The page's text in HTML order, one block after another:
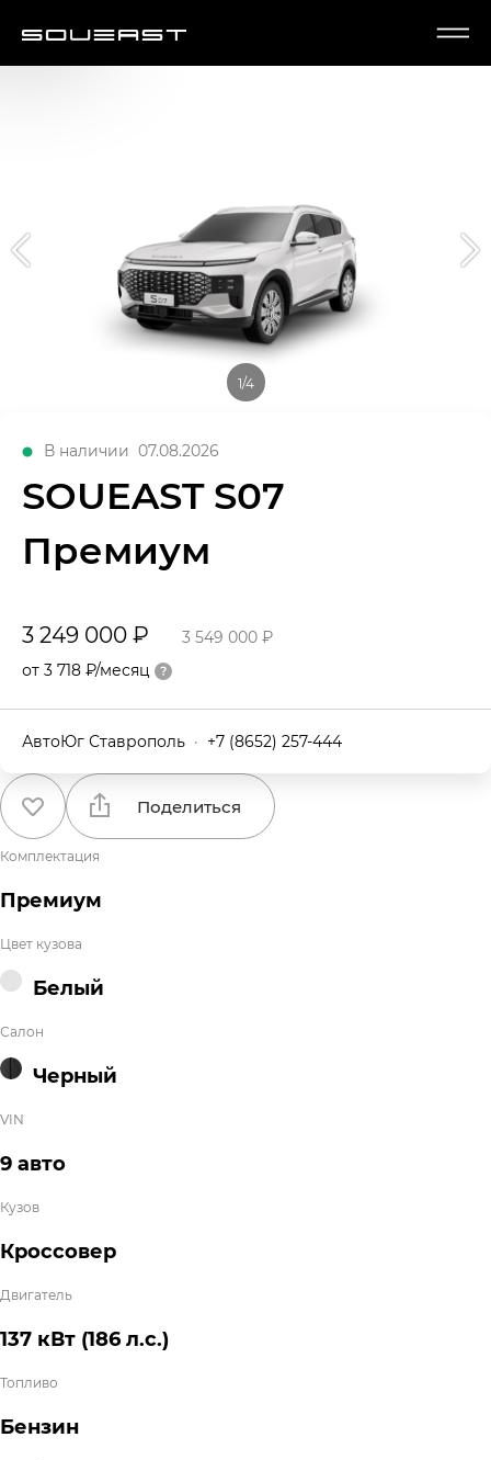
1/4
В наличии 07.08.2026
SOUEAST S07
Премиум
3 249 000 ₽
3 549 000 ₽
от 3 718 ₽/месяц
АвтоЮг Ставрополь · +7 (8652) 257-444
Поделиться
Комплектация
Премиум
Цвет кузова
Белый
Салон
Черный
VIN
9 авто
Кузов
Кроссовер
Двигатель
137 кВт (186 л.с.)
Топливо
Бензин